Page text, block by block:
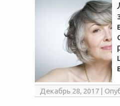
Декабрь 28, 2017 |